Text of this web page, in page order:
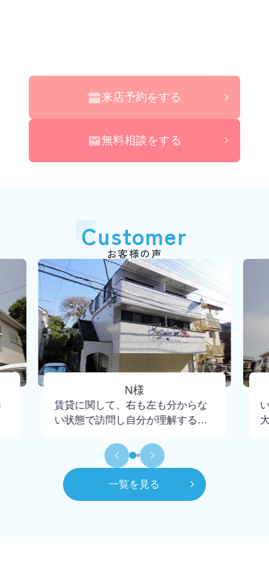
来店予約をする
無料相談をする
Customer
お客様の声
N様
賃貸に関して、右も左も分からな
い状態で訪問し自分が理解するま
もなく契約までいけました。担当
して頂いた大野さんには小さな疑
問にも丁寧に回答頂けたので感謝
してもしきれません。
一覧を見る